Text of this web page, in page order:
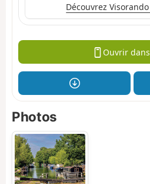
Découvrez
Ouvrir
Photos